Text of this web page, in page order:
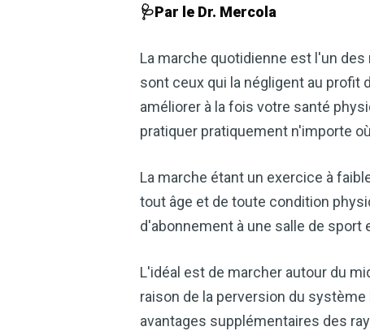
🩺Par le Dr. Mercola
La marche quotidienne est l'un
sont ceux qui la négligent au profit
améliorer à la fois votre santé
pratiquer pratiquement n'importe
La marche étant un exercice à
tout âge et de toute condition
d'abonnement à une salle de sport
L'idéal est de marcher autour du
raison de la perversion du
avantages supplémentaires des